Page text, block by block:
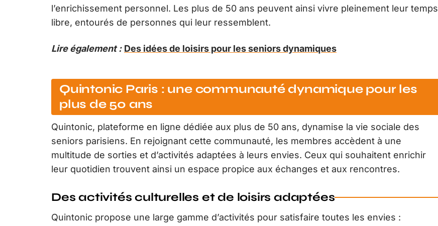
l’enrichissement personnel. Les plus de 50 ans peuvent ainsi vivre pleinement leur temps
libre, entourés de personnes qui leur ressemblent.
Lire également : Des idées de loisirs pour les seniors dynamiques
Quintonic Paris : une communauté dynamique pour les
plus de 50 ans
Quintonic, plateforme en ligne dédiée aux plus de 50 ans, dynamise la vie sociale des
seniors parisiens. En rejoignant cette communauté, les membres accèdent à une
multitude de sorties et d’activités adaptées à leurs envies. Ceux qui souhaitent enrichir
leur quotidien trouvent ainsi un espace propice aux échanges et aux rencontres.
Des activités culturelles et de loisirs adaptées
Quintonic propose une large gamme d’activités pour satisfaire toutes les envies :